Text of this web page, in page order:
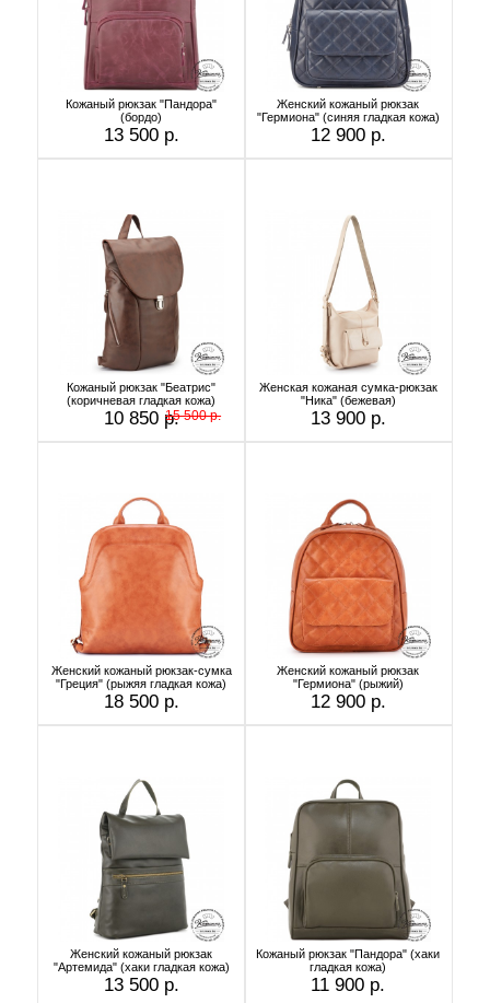
Кожаный рюкзак "Пандора"
(бордо)
13 500 р.
Женский кожаный рюкзак
"Гермиона" (синяя гладкая кожа)
12 900 р.
Кожаный рюкзак "Беатрис"
(коричневая гладкая кожа)
10 850 р.15 500 р.
Женская кожаная сумка-рюкзак
"Ника" (бежевая)
13 900 р.
Женский кожаный рюкзак-сумка
"Греция" (рыжяя гладкая кожа)
18 500 р.
Женский кожаный рюкзак
"Гермиона" (рыжий)
12 900 р.
Женский кожаный рюкзак
"Артемида" (хаки гладкая кожа)
13 500 р.
Кожаный рюкзак "Пандора" (хаки
гладкая кожа)
11 900 р.